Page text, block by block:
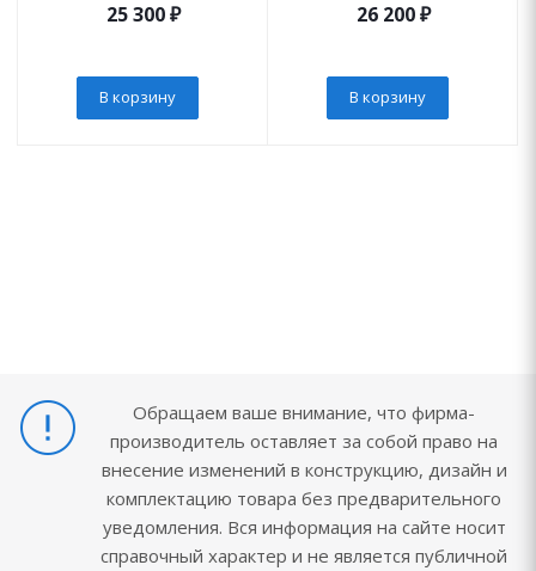
25 300₽
В корзину
26 200₽
В корзину
Обращаем ваше внимание, что фирма-
производитель оставляет за собой право на
внесение изменений в конструкцию, дизайн и
комплектацию товара без предварительного
уведомления. Вся информация на сайте носит
справочный характер и не является публичной